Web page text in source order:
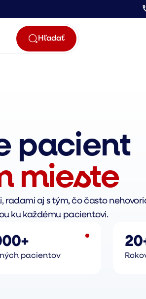
Hľadať
pacient
mieste
radami aj s tým, čo často
ku každému pacientovi.
pacientov